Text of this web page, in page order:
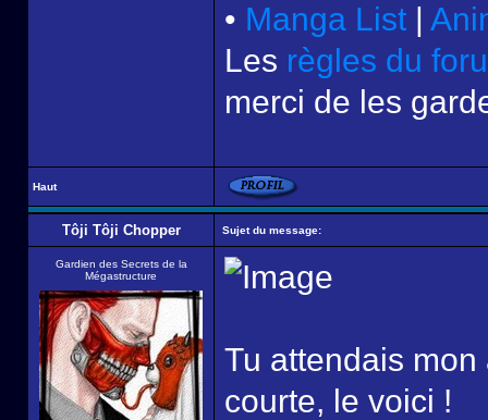
• Manga List |
Les règles du
merci de les
Haut
Tôji Tôji Chopper Sujet du message:
Gardien des Secrets de la
Mégastructure
Tu attendais
courte, le voici !